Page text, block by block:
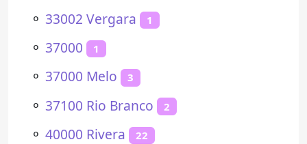
⚬ 33002 Vergara 1
⚬ 37000 1
⚬ 37000 Melo 3
⚬ 37100 Rio Branco 2
⚬ 40000 Rivera 22